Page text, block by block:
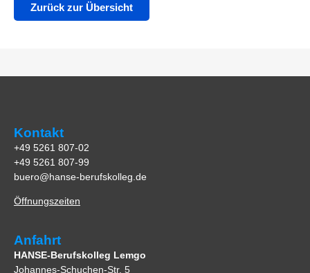
Zurück zur Übersicht
Kontakt
+49 5261 807-02
+49 5261 807-99
buero@hanse-berufskolleg.de
Öffnungszeiten
Anfahrt
HANSE-Berufskolleg Lemgo
Johannes-Schuchen-Str. 5